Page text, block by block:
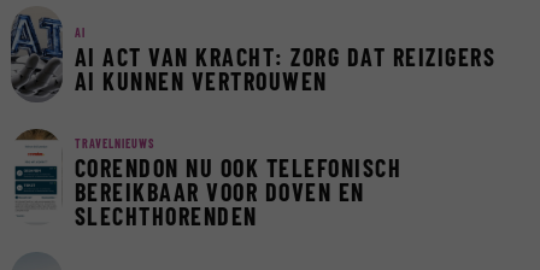
AI
AI ACT VAN KRACHT: ZORG DAT REIZIGERS
AI KUNNEN VERTROUWEN
TRAVELNIEUWS
CORENDON NU OOK TELEFONISCH
BEREIKBAAR VOOR DOVEN EN
SLECHTHORENDEN